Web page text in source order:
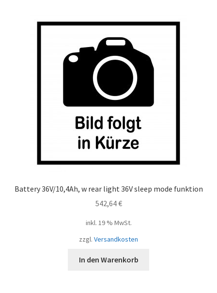
Battery 36V/10,4Ah, w rear light 36V sleep mode funktion
542,64€
inkl. 19 % MwSt.
zzgl. Versandkosten
In den Warenkorb